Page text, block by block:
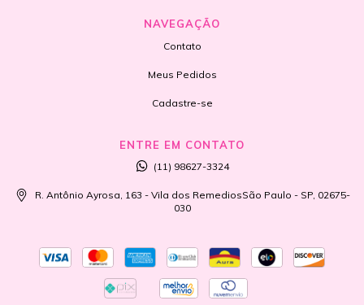
NAVEGAÇÃO
Contato
Meus Pedidos
Cadastre-se
ENTRE EM CONTATO
(11) 98627-3324
R. Antônio Ayrosa, 163 - Vila dos RemediosSão Paulo - SP, 02675-
030